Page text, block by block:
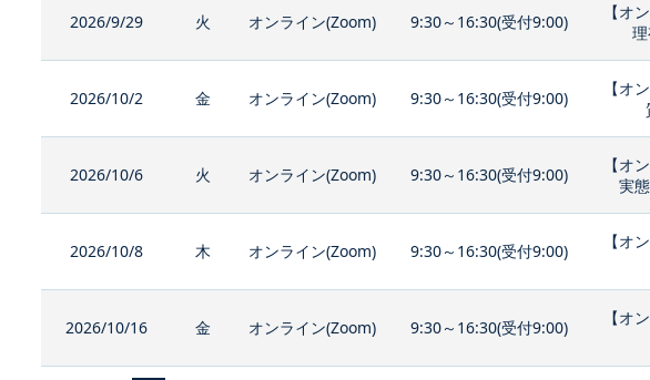
2026/9/29 火 オンライン(Zoom) 9:30～16:30(受付9:00)
【オ
2026/10/2 金 オンライン(Zoom) 9:30～16:30(受付9:00)
【オ
2026/10/6 火 オンライン(Zoom) 9:30～16:30(受付9:00)
【オ
実
2026/10/8 木 オンライン(Zoom) 9:30～16:30(受付9:00)
【オ
2026/10/16 金 オンライン(Zoom) 9:30～16:30(受付9:00)
【オ